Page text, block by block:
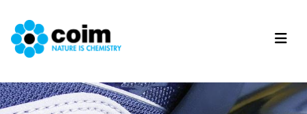
Salta al contenuto principale